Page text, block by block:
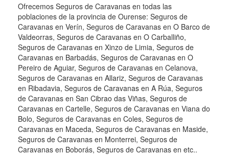
Ofrecemos Seguros de Caravanas en todas las
poblaciones de la provincia de Ourense: Seguros de
Caravanas en Verín, Seguros de Caravanas en O Barco de
Valdeorras, Seguros de Caravanas en O Carballiño,
Seguros de Caravanas en Xinzo de Limia, Seguros de
Caravanas en Barbadás, Seguros de Caravanas en O
Pereiro de Aguiar, Seguros de Caravanas en Celanova,
Seguros de Caravanas en Allariz, Seguros de Caravanas
en Ribadavia, Seguros de Caravanas en A Rúa, Seguros
de Caravanas en San Cibrao das Viñas, Seguros de
Caravanas en Cartelle, Seguros de Caravanas en Viana do
Bolo, Seguros de Caravanas en Coles, Seguros de
Caravanas en Maceda, Seguros de Caravanas en Maside,
Seguros de Caravanas en Monterrei, Seguros de
Caravanas en Boborás, Seguros de Caravanas en etc..